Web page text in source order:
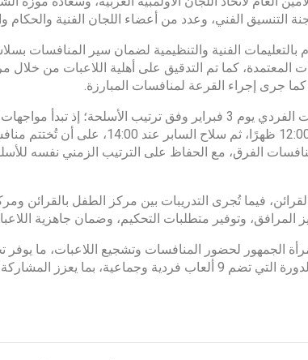
الفني، وعدد من أعضاء اللجان الفنية والحكام
بالتعليمات الفنية والتنظيمية لضمان سير المنافسات
المعتمدة، كما تم التدقيق على أهلية اللاعبات من خلال
جرى إجراء القرعة لمنافسات المبارزة.
تليها منافسات سلاح الشيش (الفلوريه) عند 12:00 ظهرًا،
4 فبراير موعدًا لـ منافسات الفرق، مع الحفاظ على الترتيب الزمني نفسه
فيما تُجرى التدريبات بين مركز الطفل بالقرائن
وتوفير متطلبات التحكيم، وضمان جاهزية
الجمهور لحضور المنافسات وتشجيع اللاعبات، ما يوفر
تطور الرياضة النسائية العربية وتنوع برامج الدورة التي تضم 9 ألعاب فردية